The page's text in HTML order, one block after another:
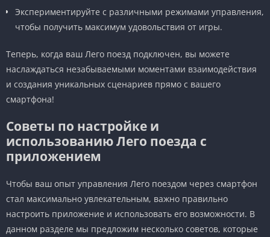
Экспериментируйте с различными режимами управления,
чтобы получить максимум удовольствия от игры.
Теперь, когда ваш Лего поезд подключен, вы можете
наслаждаться незабываемыми моментами взаимодействия
и создания уникальных сценариев прямо с вашего
смартфона!
Советы по настройке и
использованию Лего поезда с
приложением
Чтобы ваш опыт управления Лего поездом через смартфон
стал максимально увлекательным, важно правильно
настроить приложение и использовать его возможности. В
данном разделе мы предложим несколько советов, которые